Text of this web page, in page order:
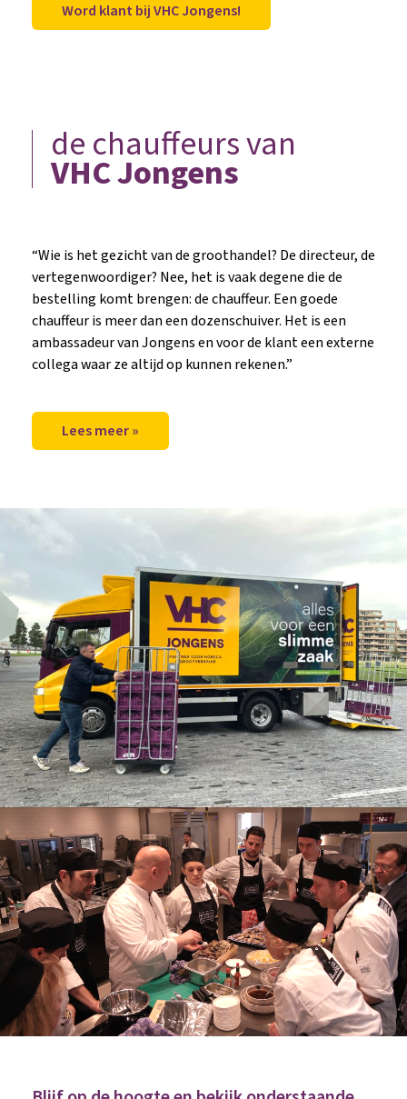
Word klant bij VHC Jongens!
de chauffeurs van
VHC Jongens
“Wie is het gezicht van de groothandel? De directeur, de
vertegenwoordiger? Nee, het is vaak degene die de
bestelling komt brengen: de chauffeur. Een goede
chauffeur is meer dan een dozenschuiver. Het is een
ambassadeur van Jongens en voor de klant een externe
collega waar ze altijd op kunnen rekenen.”
Lees meer »